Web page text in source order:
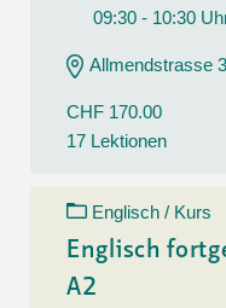
09:30 - 10:30
Allmendstrasse
CHF 170.00
17 Lektionen
Englisch / Kurs
Englisch
A2